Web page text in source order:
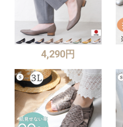
4,290円